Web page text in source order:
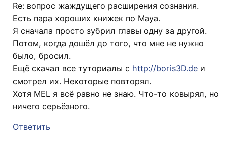
Re: вопрос жаждущего расширения сознания.
Есть пара хороших книжек по Maya.
Я сначала просто зубрил главы одну за другой.
Потом, когда дошёл до того, что мне не нужно
было, бросил.
Ещё скачал все туториалы с http://boris3D.de и
смотрел их. Некоторые повторял.
Хотя MEL я всё равно не знаю. Что-то ковырял, но
ничего серьёзного.
Ответить